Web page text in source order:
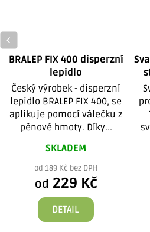
BRALEP FIX 400 disperzní
lepidlo
Český výrobek - disperzní
lepidlo BRALEP FIX 400, se
aplikuje pomocí válečku z
pěnové hmoty. Díky...
SKLADEM
od 189 Kč bez DPH
od 229 Kč
DETAIL